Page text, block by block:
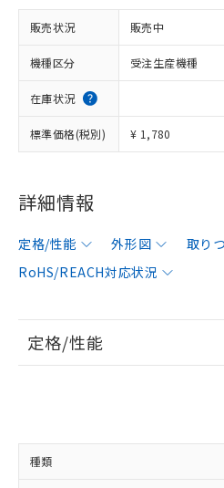
販売状況 販売中
機種区分 受注生産機種
在庫状況
標準価格(税別) ¥ 1,780
詳細情報
定格/性能 外形図 取り
RoHS/REACH対応状況
定格/性能
種類